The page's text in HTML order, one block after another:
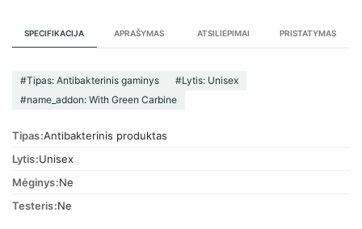
SPECIFIKACIJA APRAŠYMAS ATSILIEPIMAI PRISTATYMAS
#Tipas: Antibakterinis gaminys
#Lytis: Unisex
#name_addon: With Green Carbine
Tipas Antibakterinis produktas
Lytis Unisex
Mėginys Ne
Testeris Ne